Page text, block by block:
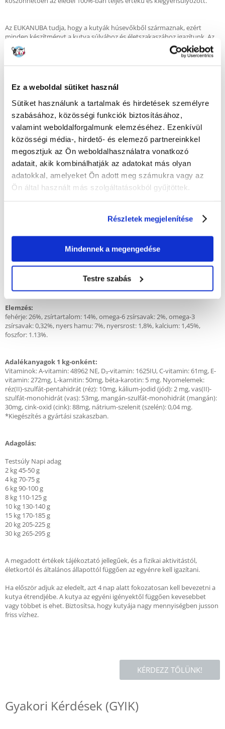
Ez a weboldal sütiket használ
Sütiket használunk a tartalmak és hirdetések személyre
szabásához, közösségi funkciók biztosításához,
valamint weboldalforgalmunk elemzéséhez. Ezenkívül
közösségi média-, hirdető- és elemező partnereinkkel
megosztjuk az Ön weboldalhasználatra vonatkozó
adatait, akik kombinálhatják az adatokat más olyan
adatokkal, amelyeket Ön adott meg számukra vagy az
Ön által használt más szolgáltatásokból gyűjtöttek.
Részletek megjelenítése
Mindennek a megengedése
Testre szabás
Az EUKANUBA tudja, hogy a kutyák húsevőkből származnak, ezért
minden készítményt a kutya súlyához és életszakaszához igazítunk. Az
Eukanuba tápok kiváló minőségű állati fehérjét tartalmaznak, és
segítenek az egészséges testsúly fenntartásában. Emellett támogatják
Előnyök:
- A prebiotikumok FOS, MOS és répapép elősegítik a jó emésztést.
- Az egyedülálló DentaDefense rendszerrel ellátott speciális granulátum
segít megőrizni a fogak egészségét és tisztaságát.
- Természetes fehérjeforrás segít a nem zsíros izmok építésében
- A glükozamin és a kalcium segít fenntartani az egészséges ízületeket és
csontokat.
- Az Omega-6 és Omega-3 zsírsavak javítják a bőr és a szőrzet állapotát.
- A kurkuma természetes antioxidánsforrás, amely támogatja az
immunrendszert.
Szárított csirke és pulyka, bárányhús (14%), rizs (14%), kukorica, cirok,
árpa, sertészsír, halliszt, szárított répapép (2,6%), csirkemártás, ásványi
anyagok (beleértve a nátrium-hexametafoszfátot is) 0.34%), szárított
egész tojás, fruktooligoszacharidok (0,25%), halolaj,
mannánoligoszacharidok (0,13%), hosszú osztriga (0,1%), szárított
Elemzés:
fehérje: 26%, zsírtartalom: 14%, omega-6 zsírsavak: 2%, omega-3
zsírsavak: 0,32%, nyers hamu: 7%, nyersrost: 1,8%, kalcium: 1,45%,
foszfor: 1.13%.
Adalékanyagok 1 kg-onként:
Vitaminok: A-vitamin: 48962 NE, D₃-vitamin: 1625IU, C-vitamin: 61mg, E-
vitamin: 272mg, L-karnitin: 50mg, béta-karotin: 5 mg. Nyomelemek:
réz(II)-szulfát-pentahidrát (réz): 10mg, kálium-jodid (jód): 2 mg, vas(II)-
szulfát-monohidrát (vas): 53mg, mangán-szulfát-monohidrát (mangán):
30mg, cink-oxid (cink): 88mg, nátrium-szelenit (szelén): 0,04 mg.
*Kiegészítés a gyártási szakaszban.
Adagolás:
Testsúly Napi adag
2 kg 45-50 g
4 kg 70-75 g
6 kg 90-100 g
8 kg 110-125 g
10 kg 130-140 g
15 kg 170-185 g
20 kg 205-225 g
30 kg 265-295 g
A megadott értékek tájékoztató jellegűek, és a fizikai aktivitástól,
életkortól és általános állapottól függően az egyénre kell igazítani.
Ha először adjuk az eledelt, azt 4 nap alatt fokozatosan kell bevezetni a
kutya étrendjébe. A kutya az egyéni igényektől függően kevesebbet
vagy többet is ehet. Biztosítsa, hogy kutyája nagy mennyiségben jusson
friss vízhez.
KÉRDEZZ TŐLÜNK!
Gyakori Kérdések (GYIK)